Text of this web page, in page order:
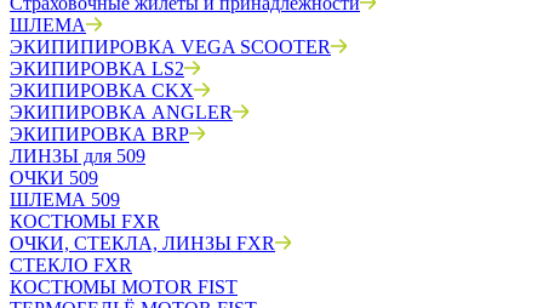
ШЛЕМА
ЭКИПИПИРОВКА VEGA SCOOTER
ЭКИПИРОВКА LS2
ЭКИПИРОВКА CKX
ЭКИПИРОВКА ANGLER
ЭКИПИРОВКА BRP
ЛИНЗЫ для 509
ОЧКИ 509
ШЛЕМА 509
КОСТЮМЫ FXR
ОЧКИ, СТЕКЛА, ЛИНЗЫ FXR
СТЕКЛО FXR
КОСТЮМЫ MOTOR FIST